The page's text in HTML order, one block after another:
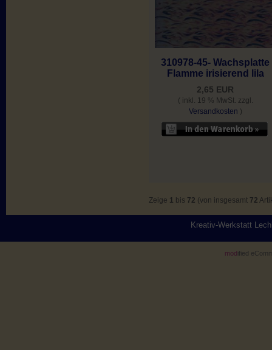
310978-45- Wachsplatte
Flamme irisierend lila
2,65 EUR
( inkl. 19 % MwSt. zzgl.
Versandkosten )
Zeige 1 bis 72 (von insgesamt 72
Kreativ-Werkstatt
mod ified